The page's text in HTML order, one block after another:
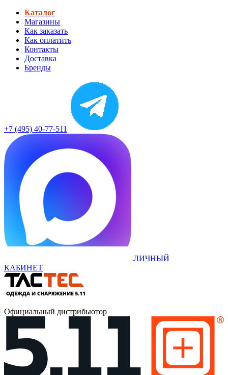
Каталог
Магазины
Как заказать
Как оплатить
Контакты
Доставка
Бренды
+7 (495) 40-77-511
ЛИЧНЫЙ
КАБИНЕТ
Официальный дистрибьютор